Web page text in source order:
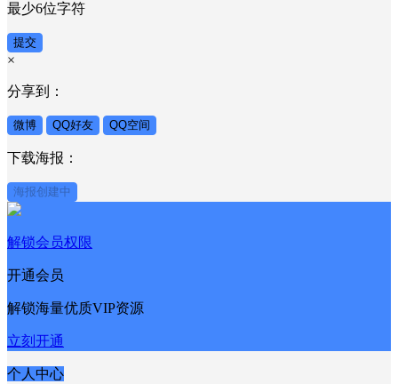
最少6位字符
提交
×
分享到：
微博 QQ好友 QQ空间
下载海报：
海报创建中
解锁会员权限
开通会员
解锁海量优质VIP资源
立刻开通
个人中心